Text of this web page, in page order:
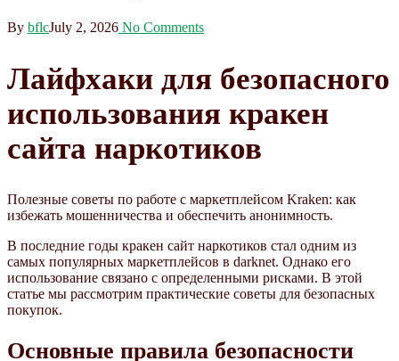
By bflcJuly 2, 2026 No Comments
Лайфхаки для безопасного
использования кракен
сайта наркотиков
Полезные советы по работе с маркетплейсом Kraken: как
избежать мошенничества и обеспечить анонимность.
В последние годы кракен сайт наркотиков стал одним из
самых популярных маркетплейсов в darknet. Однако его
использование связано с определенными рисками. В этой
статье мы рассмотрим практические советы для безопасных
покупок.
Основные правила безопасности